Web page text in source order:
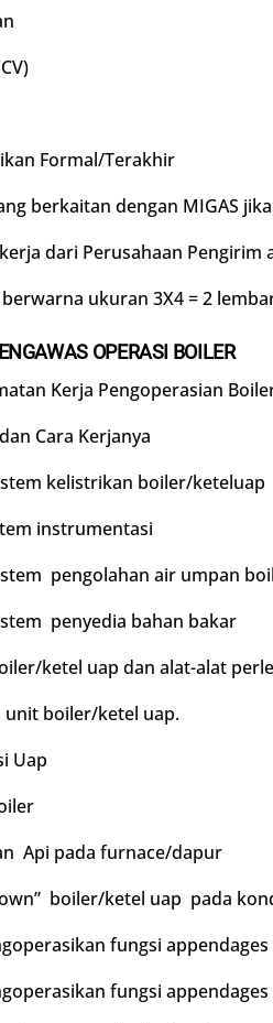
Formal/Terakhir
berkaitan dengan MIGAS
dari Perusahaan Pengirim
ukuran 3X4 = 2
OPERASI BOILER
Kerja Pengoperasian
Cara Kerjanya
kelistrikan boiler/keteluap
instrumentasi
pengolahan air umpan
penyedia bahan bakar
ketel uap dan alat-alat
boiler/ketel uap.
Uap
Api pada furnace/dapur
boiler/ketel uap pada
fungsi
fungsi